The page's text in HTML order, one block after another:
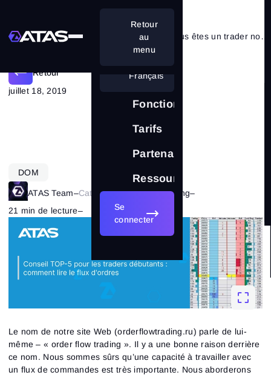
Fonctionnalités
Tarifs
Partenariat
Ressources
Français
Se
connecter
Retour
au
menu
Comment lire le flux d’ordres si vous êtes un trader novice?
Retour
juillet 18, 2019
DOM
ATAS Team–Catégorie: Bases du trading–
21 min de lecture– 3198
Le nom de notre site Web (orderflowtrading.ru) parle de lui-
même – « order flow trading ». Il y a une bonne raison derrière
ce nom. Nous sommes sûrs qu’une capacité à travailler avec
un flux de commandes est très importante. Nous aborderons